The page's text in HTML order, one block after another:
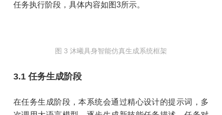
任务执行阶段，具体内容如图3所示。
图 3 沐曦具身智能仿真生成系统框架
3.1 任务生成阶段
在任务生成阶段，本系统会通过精心设计的提示词，多